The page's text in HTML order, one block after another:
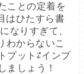
ことの定着を
はひたすら書
なりすぎて、
わからないこ
プット⇄インプ
ましょう！